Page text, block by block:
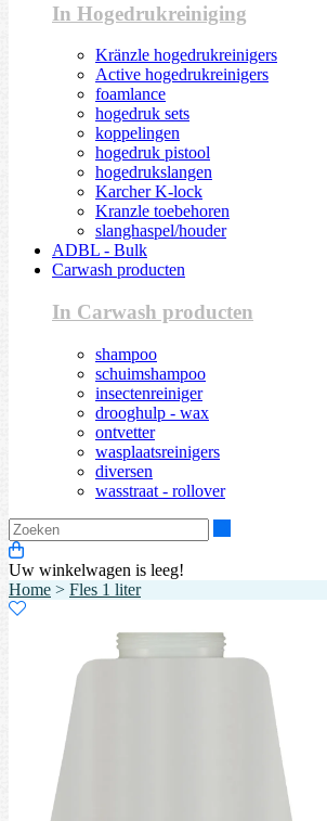
In Hogedrukreiniging
Kränzle hogedrukreinigers
Active hogedrukreinigers
foamlance
hogedruk sets
koppelingen
hogedruk pistool
hogedrukslangen
Karcher K-lock
Kranzle toebehoren
slanghaspel/houder
ADBL - Bulk
Carwash producten
In Carwash producten
shampoo
schuimshampoo
insectenreiniger
drooghulp - wax
ontvetter
wasplaatsreinigers
diversen
wasstraat - rollover
Uw winkelwagen is leeg!
Home > Fles 1 liter